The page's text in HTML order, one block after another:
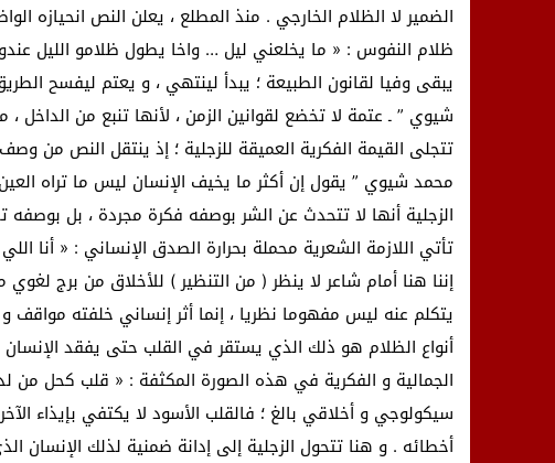
الضمير لا الظلام الخارجي . منذ المطلع ، يعلن النص انحيازه
ظلام النفوس : « ما يخلعني ليل … واخا يطول ظلامو الليل
يبقى وفيا لقانون الطبيعة ؛ يبدأ لينتهي ، و يعتم ليفسح
شيوي ” ـ عتمة لا تخضع لقوانين الزمن ، لأنها تنبع من الداخل
تتجلى القيمة الفكرية العميقة للزجلية ؛ إذ ينتقل النص من
محمد شيوي ” يقول إن أكثر ما يخيف الإنسان ليس ما تراه
الزجلية أنها لا تتحدث عن الشر بوصفه فكرة مجردة ، بل
تأتي اللازمة الشعرية محملة بحرارة الصدق الإنساني : « أنا
إننا هنا أمام شاعر لا ينظر ( من التنظير ) للأخلاق من برج
يتكلم عنه ليس مفهوما نظريا ، إنما أثر إنساني خلفته
أنواع الظلام هو ذلك الذي يستقر في القلب حتى يفقد الإنسان
الجمالية و الفكرية في هذه الصورة المكثفة : « قلب كحل
سيكولوجي و أخلاقي بالغ ؛ فالقلب الأسود لا يكتفي بإيذاء
أخطائه . و هنا تتحول الزجلية إلى إدانة ضمنية لذلك الإنسان